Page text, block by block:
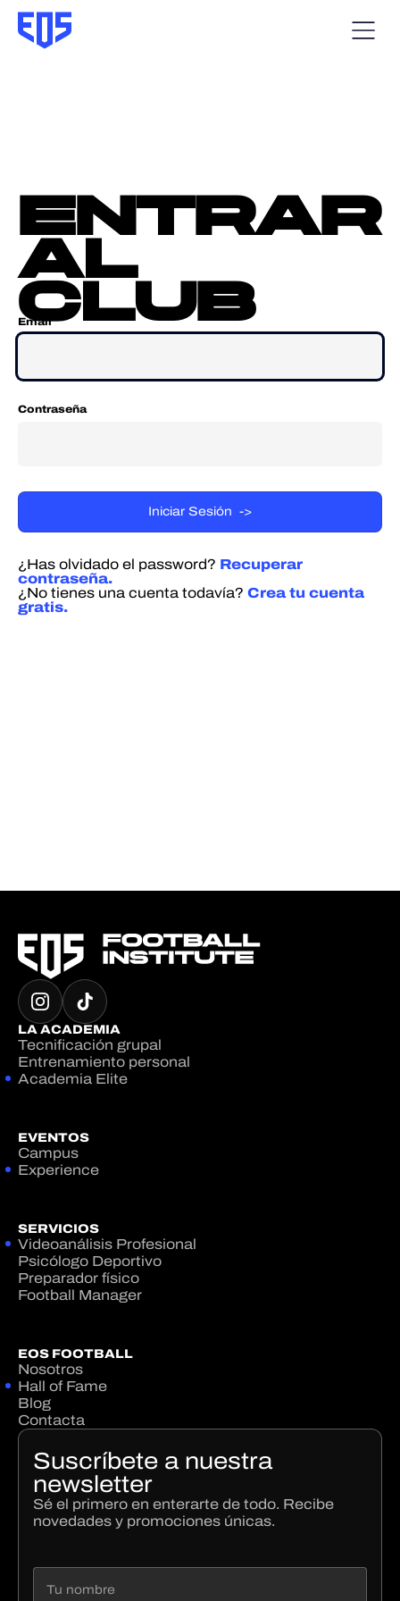
entrar
al
club
Email
Contraseña
¿Has olvidado el password? Recuperar
contraseña.
¿No tienes una cuenta todavía? Crea tu cuenta
gratis.
LA ACADEMIA
Tecnificación grupal
Entrenamiento personal
Academia Elite
EVENTOS
Campus
Experience
SERVICIOS
Videoanálisis Profesional
Psicólogo Deportivo
Preparador físico
Football Manager
EOS FOOTBALL
Nosotros
Hall of Fame
Blog
Contacta
Suscríbete a nuestra
newsletter
Sé el primero en enterarte de todo. Recibe
novedades y promociones únicas.